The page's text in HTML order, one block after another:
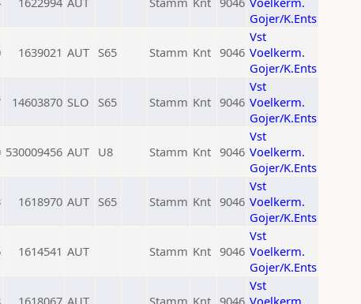
Gojer/K.Ents
1639021 AUT S65 Stamm Knt 9046
Vst
Voelkerm.
Gojer/K.Ents
14603870 SLO S65 Stamm Knt 9046
Vst
Voelkerm.
Gojer/K.Ents
530009456 AUT U8 Stamm Knt 9046
Vst
Voelkerm.
Gojer/K.Ents
1618970 AUT S65 Stamm Knt 9046
Vst
Voelkerm.
Gojer/K.Ents
1614541 AUT Stamm Knt 9046
Vst
Voelkerm.
Gojer/K.Ents
1618067 AUT Stamm Knt 9046
Vst
Voelkerm.